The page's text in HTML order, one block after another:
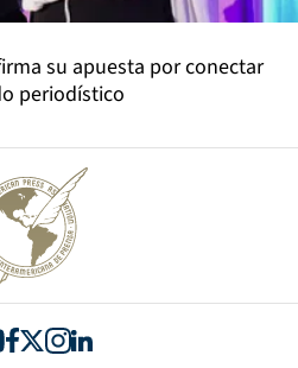
su apuesta por conectar
periodístico